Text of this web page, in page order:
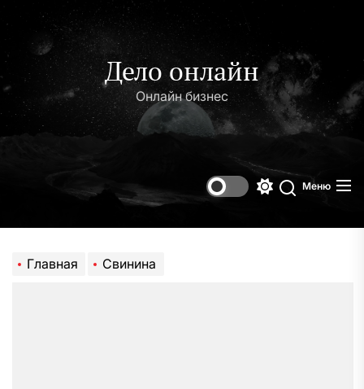
содержимому
Дело онлайн
Онлайн бизнес
Поиск
Меню
Главная Свинина